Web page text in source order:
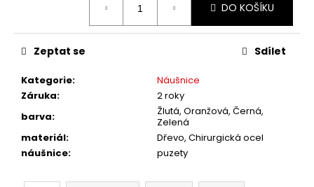
DO KOŠÍKU
Kategorie:
Náušnice
Záruka:
2 roky
barva:
Žlutá, Oranžová, Černá,
Zelená
materiál:
Dřevo, Chirurgická ocel
náušnice: puzety
Zeptat se Sdílet